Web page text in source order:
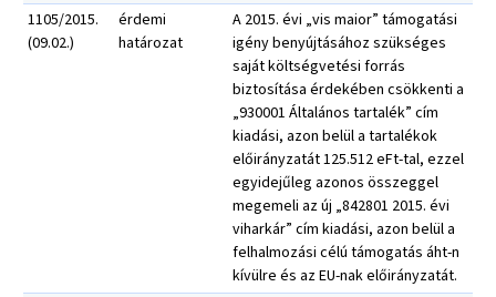
1105/2015.
(09.02.)
érdemi
határozat
A 2015. évi „vis maior” támogatási
igény benyújtásához szükséges
saját költségvetési forrás
biztosítása érdekében csökkenti a
„930001 Általános tartalék” cím
kiadási, azon belül a tartalékok
előirányzatát 125.512 eFt-tal, ezzel
egyidejűleg azonos összeggel
megemeli az új „842801 2015. évi
viharkár” cím kiadási, azon belül a
felhalmozási célú támogatás áht-n
kívülre és az EU-nak előirányzatát.